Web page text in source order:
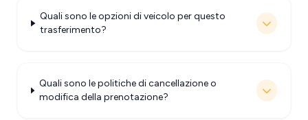
Quali sono le opzioni di veicolo per questo
trasferimento?
Quali sono le politiche di cancellazione o
modifica della prenotazione?